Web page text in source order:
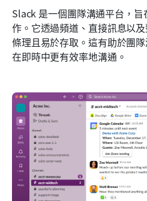
Slack 是一個團隊溝通平台，
作。它透過頻道、直接訊息以
條理且易於存取。這有助於團
在即時中更有效率地溝通。